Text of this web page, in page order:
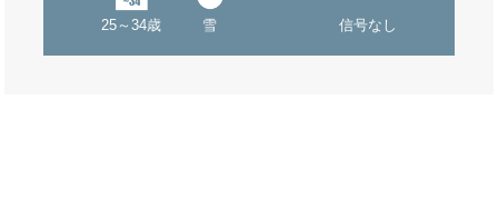
25～34歳 雪 信号なし